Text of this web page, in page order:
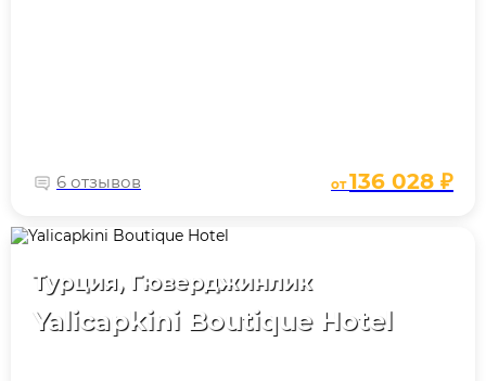
6 отзывов от136 028 ₽
Турция, Гюверджинлик
Yalicapkini Boutique Hotel